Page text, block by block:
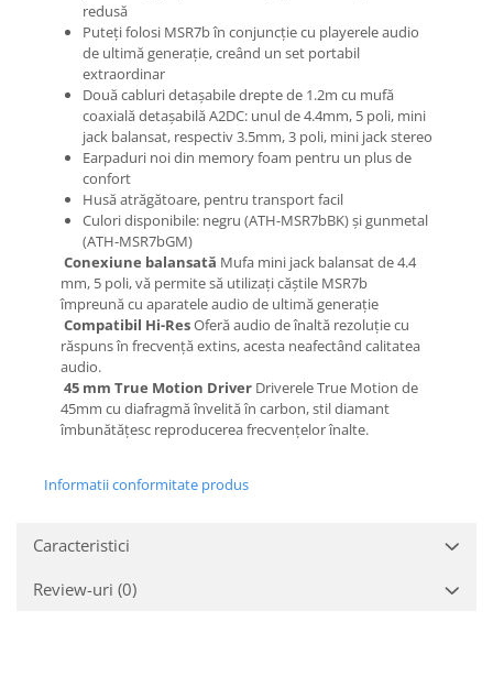
redusă
Puteți folosi MSR7b în conjuncție cu playerele audio
de ultimă generație, creând un set portabil
extraordinar
Două cabluri detașabile drepte de 1.2m cu mufă
coaxială detașabilă A2DC: unul de 4.4mm, 5 poli, mini
jack balansat, respectiv 3.5mm, 3 poli, mini jack stereo
Earpaduri noi din memory foam pentru un plus de
confort
Husă atrăgătoare, pentru transport facil
Culori disponibile: negru (ATH-MSR7bBK) și gunmetal
(ATH-MSR7bGM)
Conexiune balansată Mufa mini jack balansat de 4.4
mm, 5 poli, vă permite să utilizați căștile MSR7b
împreună cu aparatele audio de ultimă generație
Compatibil Hi-ResOferă audio de înaltă rezoluție cu
răspuns în frecvență extins, acesta neafectând calitatea
audio.
45 mm True Motion Driver Driverele True Motion de
45mm cu diafragmă învelită în carbon, stil diamant
îmbunătățesc reproducerea frecvențelor înalte.
Informatii conformitate produs
Caracteristici
Review-uri (0)